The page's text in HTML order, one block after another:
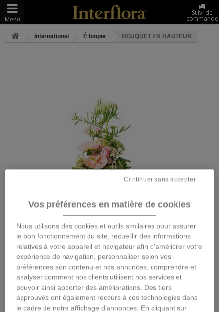
Menu
Suivi de
commande
International Éthiopie BOUQUET EN HAUTEUR
Agrandir l'image
BOUQUET EN HAUTEUR
Description
42,00 €TTC
Vos préférences en matière de cookies
Nous utilisons des cookies et outils similaires pour assurer
le bon fonctionnement du site, recueillir des informations
relatives à votre appareil et navigateur afin d'améliorer votre
expérience de navigation, personnaliser selon vos
préférences son contenu et nos annonces, comprendre et
analyser comment nos clients utilisent nos services et
pouvoir ainsi apporter des améliorations. Des tiers
approuvés ont également recours à ces technologies dans
le cadre de notre affichage d'annonces. En cliquant sur
Continuer sans accepter